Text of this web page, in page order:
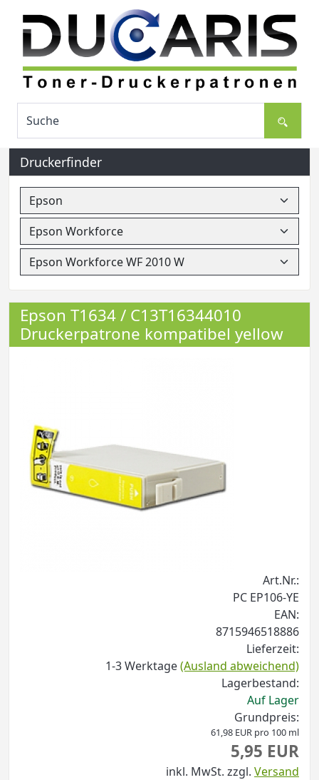
Druckerfinder
Epson T1634 / C13T16344010
Druckerpatrone kompatibel yellow
Art.Nr.:
PC EP106-YE
EAN:
8715946518886
Lieferzeit:
1-3 Werktage(Ausland abweichend)
Lagerbestand:
Auf Lager
Grundpreis:
61,98 EUR pro 100 ml
5,95 EUR
inkl. MwSt. zzgl. Versand